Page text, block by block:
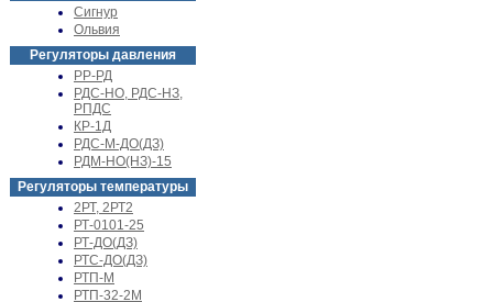
Сигнур
Ольвия
Регуляторы давления
РР-РД
РДС-НО, РДС-НЗ,
РПДС
КР-1Д
РДС-М-ДО(ДЗ)
РДМ-НО(НЗ)-15
Регуляторы температуры
2РТ, 2РТ2
РТ-0101-25
РТ-ДО(ДЗ)
РТС-ДО(ДЗ)
РТП-М
РТП-32-2М